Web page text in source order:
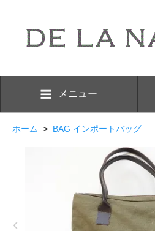
メニュー
ホーム > BAG インポートバッグ